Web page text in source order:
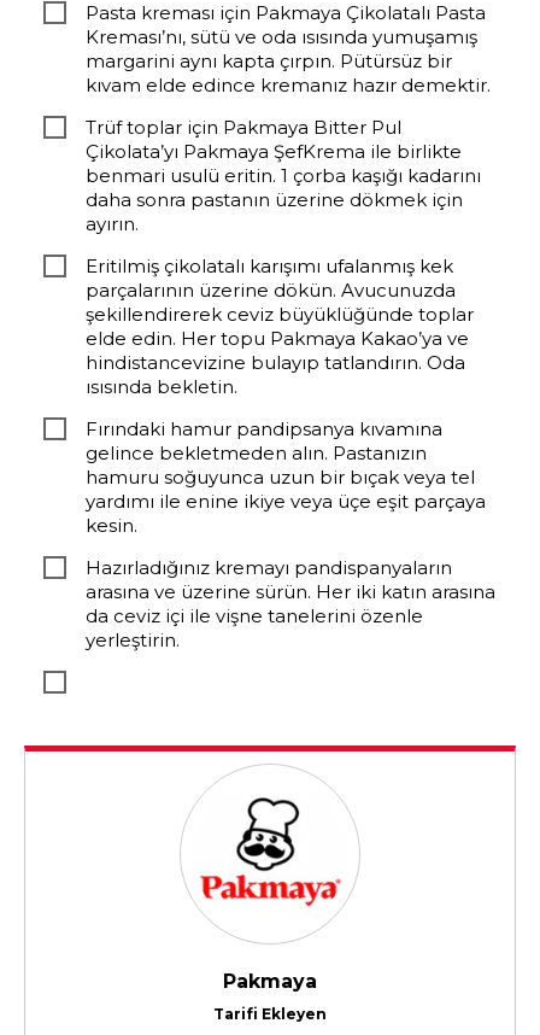
Pasta kreması için Pakmaya Çikolatalı Pasta
Kreması’nı, sütü ve oda ısısında yumuşamış
margarini aynı kapta çırpın. Pütürsüz bir
kıvam elde edince kremanız hazır demektir.
Trüf toplar için Pakmaya Bitter Pul
Çikolata’yı Pakmaya ŞefKrema ile birlikte
benmari usulü eritin. 1 çorba kaşığı kadarını
daha sonra pastanın üzerine dökmek için
ayırın.
Eritilmiş çikolatalı karışımı ufalanmış kek
parçalarının üzerine dökün. Avucunuzda
şekillendirerek ceviz büyüklüğünde toplar
elde edin. Her topu Pakmaya Kakao’ya ve
hindistancevizine bulayıp tatlandırın. Oda
ısısında bekletin.
Fırındaki hamur pandipsanya kıvamına
gelince bekletmeden alın. Pastanızın
hamuru soğuyunca uzun bir bıçak veya tel
yardımı ile enine ikiye veya üçe eşit parçaya
kesin.
Hazırladığınız kremayı pandispanyaların
arasına ve üzerine sürün. Her iki katın arasına
da ceviz içi ile vişne tanelerini özenle
yerleştirin.
Pakmaya
Tarifi Ekleyen